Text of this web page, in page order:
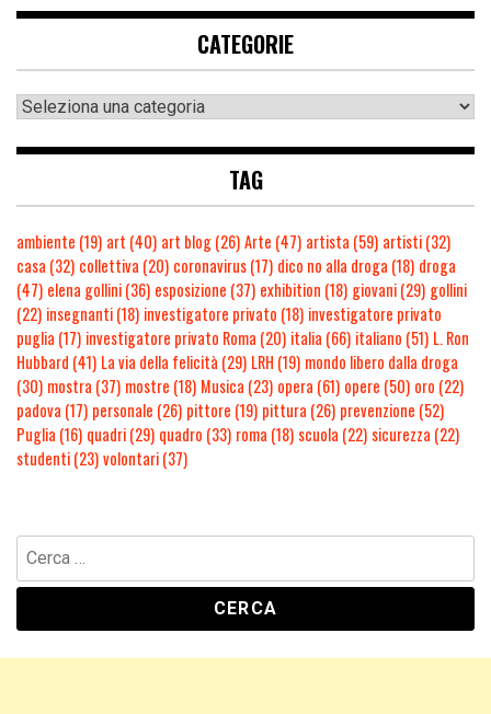
CATEGORIE
TAG
ambiente (19) art (40) art blog(26)Arte (47) artista (59) artisti(32)
casa (32) collettiva (20) coronavirus(17) dico no alla droga (18) droga
(47) elena gollini(36) esposizione (37) exhibition (18) giovani(29) gollini
(22) insegnanti(18) investigatore privato (18) investigatore privato
puglia (17) investigatore privato Roma (20) italia (66) italiano (51) L. Ron
Hubbard (41) La via della felicità (29) LRH (19) mondo libero dalla droga
(30) mostra (37) mostre (18) Musica (23) opera (61) opere (50) oro (22)
padova (17) personale (26) pittore (19) pittura (26) prevenzione (52)
Puglia (16) quadri(29) quadro (33) roma (18) scuola (22) sicurezza (22)
studenti(23)volontari(37)